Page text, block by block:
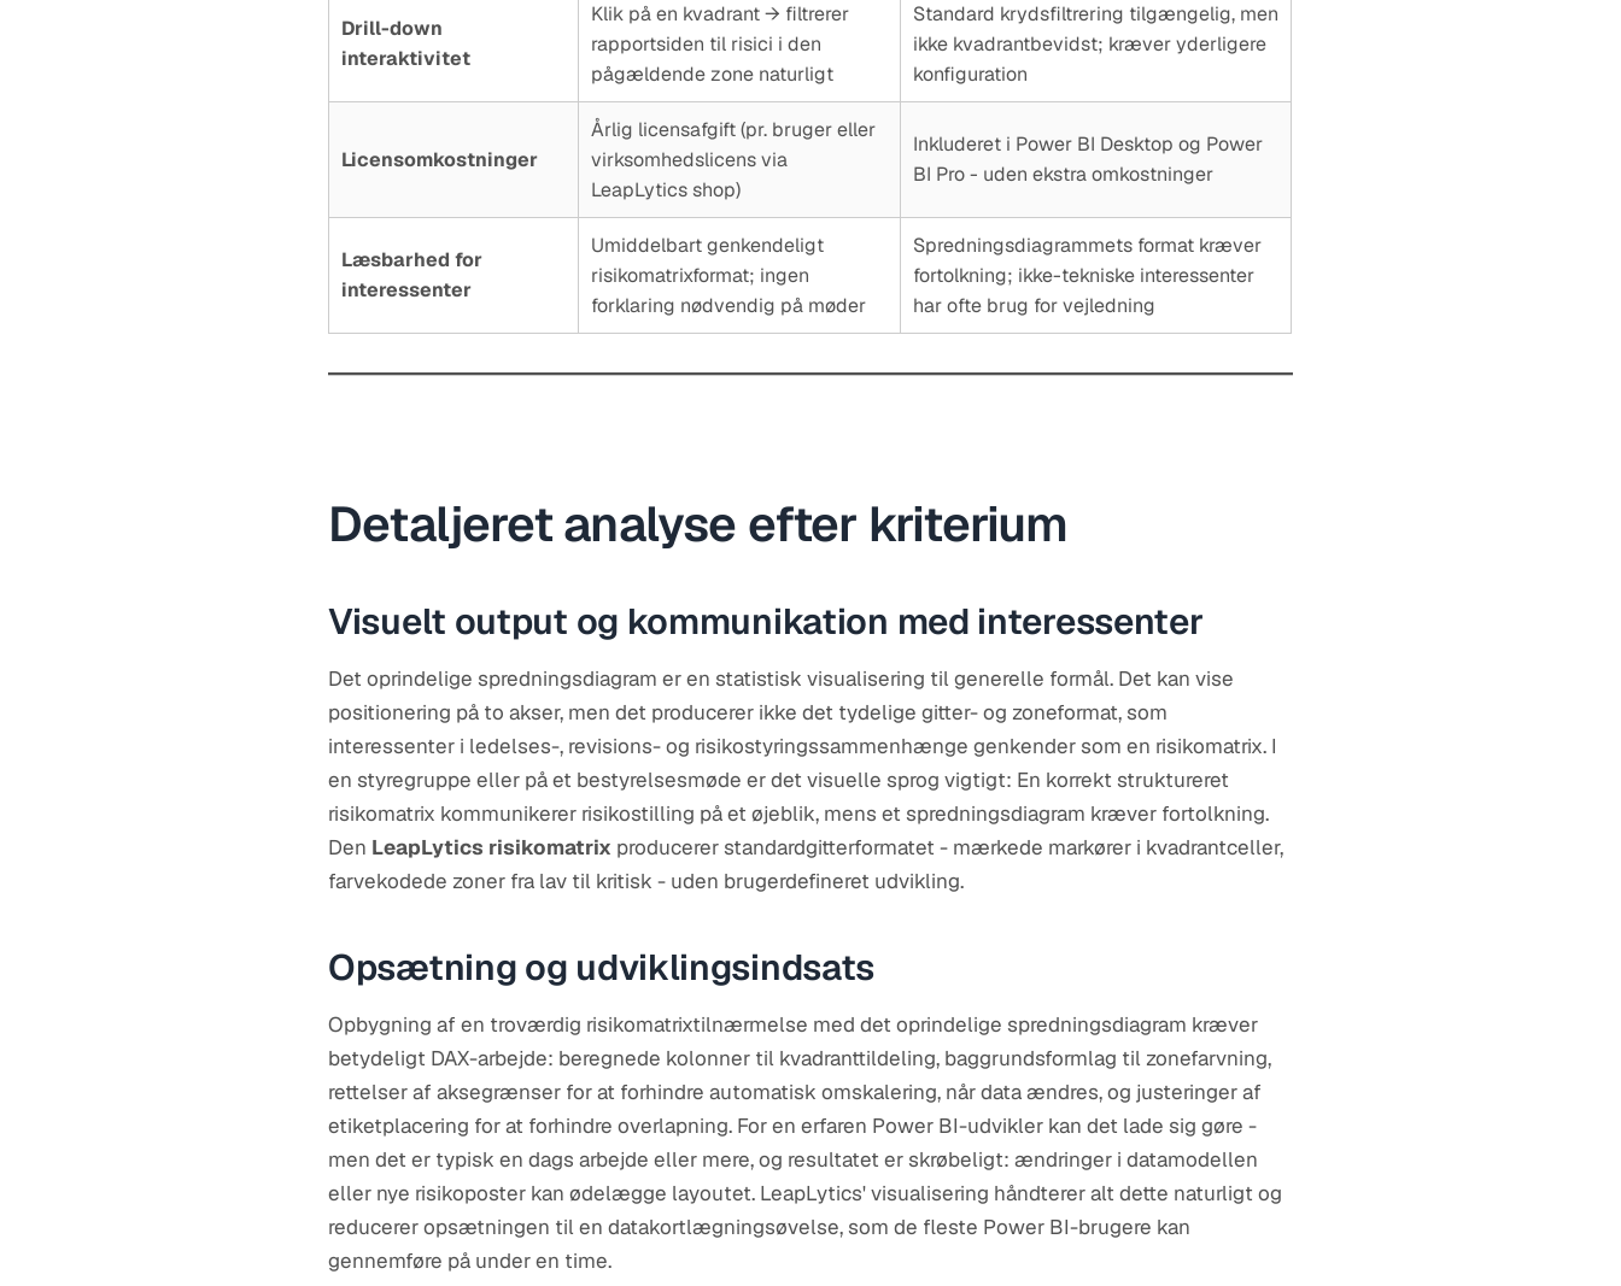
Drill-down
interaktivitet
Klik på en kvadrant → filtrerer
rapportsiden til risici i den
pågældende zone naturligt
Standard krydsfiltrering tilgængelig, men
ikke kvadrantbevidst; kræver yderligere
konfiguration
Licensomkostninger
Årlig licensafgift (pr. bruger eller
virksomhedslicens via
LeapLytics shop)
Inkluderet i Power BI Desktop og Power
BI Pro - uden ekstra omkostninger
Læsbarhed for
interessenter
Umiddelbart genkendeligt
risikomatrixformat; ingen
forklaring nødvendig på møder
Spredningsdiagrammets format kræver
fortolkning; ikke-tekniske interessenter
har ofte brug for vejledning
Detaljeret analyse efter kriterium
Visuelt output og kommunikation med interessenter
Det oprindelige spredningsdiagram er en statistisk visualisering til generelle formål. Det kan vise
positionering på to akser, men det producerer ikke det tydelige gitter- og zoneformat, som
interessenter i ledelses-, revisions- og risikostyringssammenhænge genkender som en risikomatrix. I
en styregruppe eller på et bestyrelsesmøde er det visuelle sprog vigtigt: En korrekt struktureret
risikomatrix kommunikerer risikostilling på et øjeblik, mens et spredningsdiagram kræver fortolkning.
Den LeapLytics risikomatrix producerer standardgitterformatet - mærkede markører i kvadrantceller,
farvekodede zoner fra lav til kritisk - uden brugerdefineret udvikling.
Opsætning og udviklingsindsats
Opbygning af en troværdig risikomatrixtilnærmelse med det oprindelige spredningsdiagram kræver
betydeligt DAX-arbejde: beregnede kolonner til kvadranttildeling, baggrundsformlag til zonefarvning,
rettelser af aksegrænser for at forhindre automatisk omskalering, når data ændres, og justeringer af
etiketplacering for at forhindre overlapning. For en erfaren Power BI-udvikler kan det lade sig gøre -
men det er typisk en dags arbejde eller mere, og resultatet er skrøbeligt: ændringer i datamodellen
eller nye risikoposter kan ødelægge layoutet. LeapLytics' visualisering håndterer alt dette naturligt og
reducerer opsætningen til en datakortlægningsøvelse, som de fleste Power BI-brugere kan
gennemføre på under en time.